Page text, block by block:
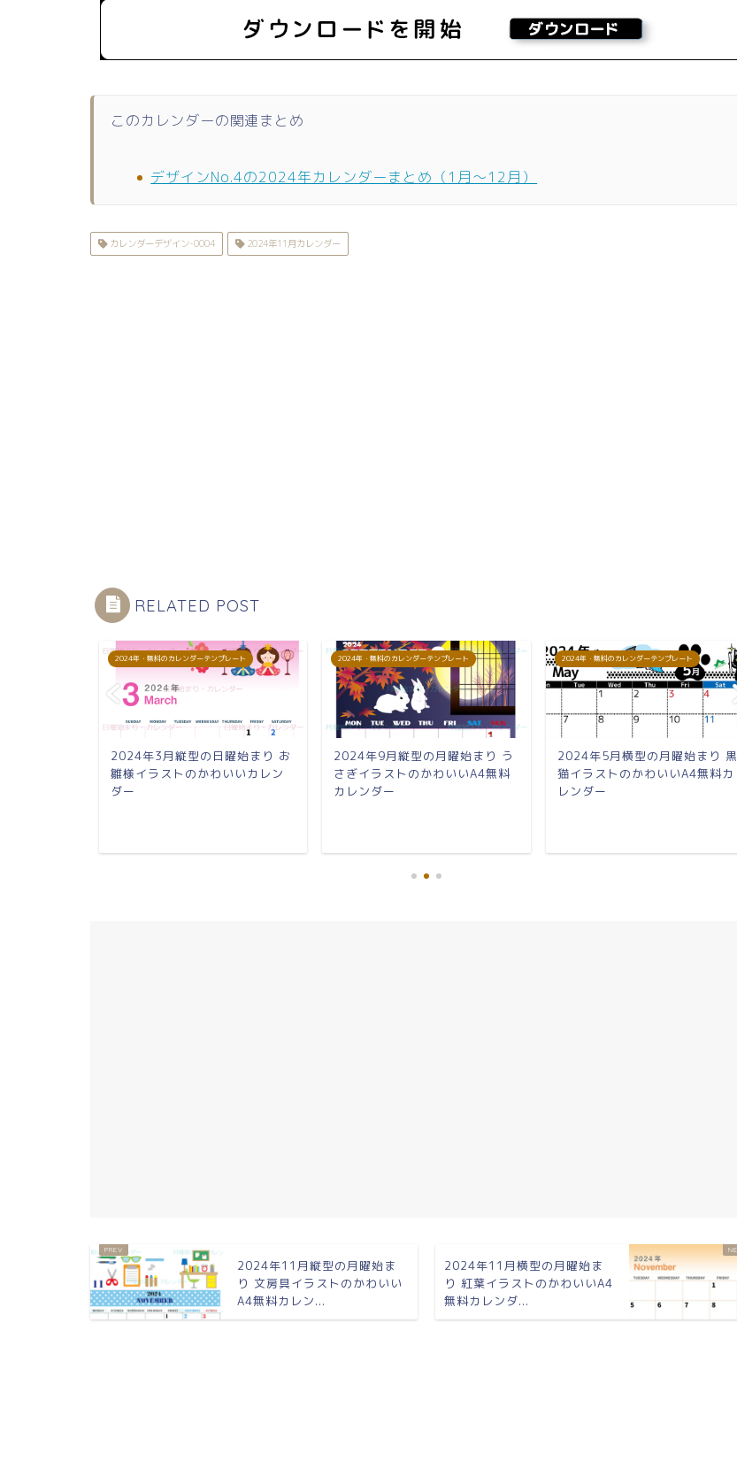
このカレンダーの関連まとめ
デザインNo.4の2024年カレンダーまとめ（1月〜12月）
カレンダーデザイン-0004 2024年11月カレンダー
RELATED POST
2024年・無料のカレンダーテンプレート
2024年3月縦型の日曜始まり お
雛様イラストのかわいいカレン
ダー
2024年・無料のカレンダーテンプレート
2024年9月縦型の月曜始まり う
さぎイラストのかわいいA4無料
カレンダー
2024年・無料のカレンダーテンプレート
2024年5月横型の月曜始まり 黒
猫イラストのかわいいA4無料カ
レンダー
2024年11月縦型の月曜始ま
り 文房具イラストのかわいい
A4無料カレン...
2024年11月横型の月曜始ま
り 紅葉イラストのかわいいA4
無料カレンダ...